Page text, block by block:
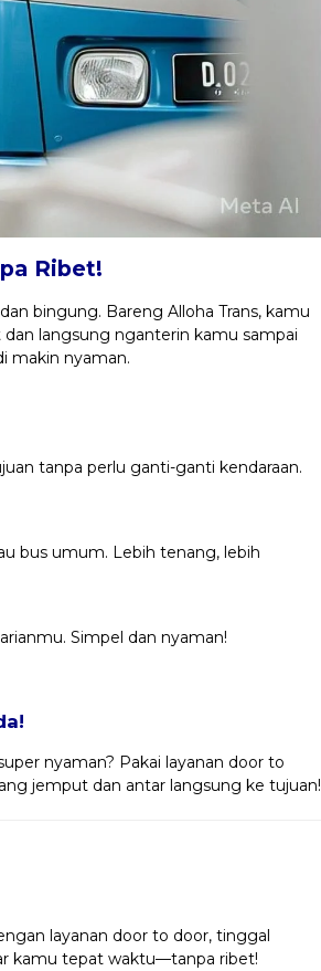
Ribet!
bingung. Bareng Alloha Trans, kamu
langsung nganterin kamu sampai
makin nyaman.
tanpa perlu ganti-ganti kendaraan.
bus umum. Lebih tenang, lebih
Simpel dan nyaman!
nyaman? Pakai layanan door to
jemput dan antar langsung ke tujuan!
layanan door to door, tinggal
kamu tepat waktu—tanpa ribet!